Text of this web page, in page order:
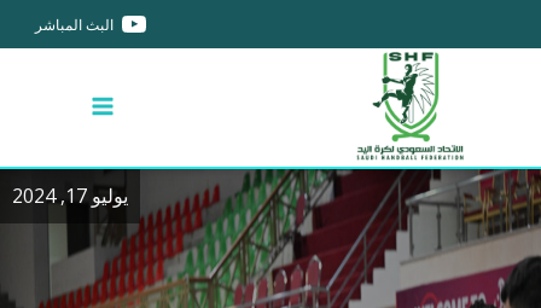
البث المباشر
يوليو 17, 2024